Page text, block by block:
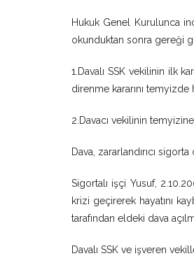
Hukuk Genel Kurulunca
okunduktan sonra gereği
1.Davalı SSK vekilinin ilk
direnme kararını
2.Davacı vekilinin
Dava, zararlandırıcı
Sigortalı işçi Yusuf,
krizi geçirerek hayatını
tarafından eldeki dava
Davalı SSK ve işveren